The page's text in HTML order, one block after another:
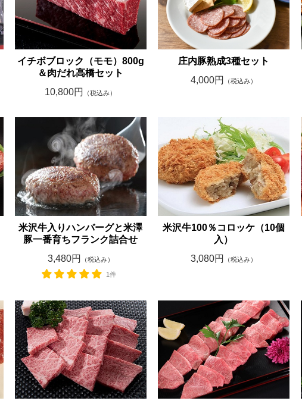
イチボブロック（モモ）800g
＆肉だれ高橋セット
10,800円
（税込み）
庄内豚熟成3種セット
4,000円
（税込み）
米沢牛入りハンバーグと米澤
豚一番育ちフランク詰合せ
3,480円
（税込み）
1件
米沢牛100％コロッケ（10個
入）
3,080円
（税込み）